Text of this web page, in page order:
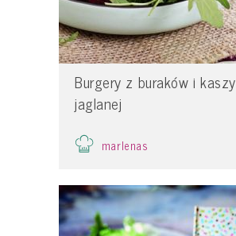
Burgery z buraków i kaszy
jaglanej
marlenas